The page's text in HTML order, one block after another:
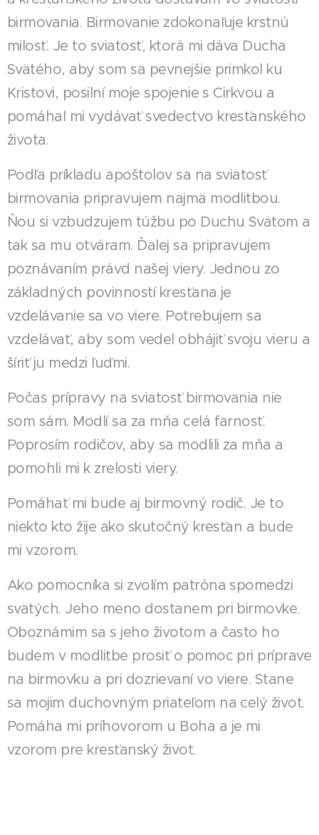
birmovania. Birmovanie zdokonaľuje krstnú
milosť. Je to sviatosť, ktorá mi dáva Ducha
Svätého, aby som sa pevnejšie primkol ku
Kristovi, posilní moje spojenie s Cirkvou a
pomáhal mi vydávať svedectvo kresťanského
života.
Podľa príkladu apoštolov sa na sviatosť
birmovania pripravujem najmä modlitbou.
Ňou si vzbudzujem túžbu po Duchu Svätom a
tak sa mu otváram. Ďalej sa pripravujem
poznávaním právd našej viery. Jednou zo
základných povinností kresťana je
vzdelávanie sa vo viere. Potrebujem sa
vzdelávať, aby som vedel obhájiť svoju vieru a
šíriť ju medzi ľuďmi.
Počas prípravy na sviatosť birmovania nie
som sám. Modlí sa za mňa celá farnosť.
Poprosím rodičov, aby sa modlili za mňa a
pomohli mi k zrelosti viery.
Pomáhať mi bude aj birmovný rodič. Je to
niekto kto žije ako skutočný kresťan a bude
mi vzorom.
Ako pomocníka si zvolím patróna spomedzi
svätých. Jeho meno dostanem pri birmovke.
Oboznámim sa s jeho životom a často ho
budem v modlitbe prosiť o pomoc pri príprave
na birmovku a pri dozrievaní vo viere. Stane
sa mojim duchovným priateľom na celý život.
Pomáha mi príhovorom u Boha a je mi
vzorom pre kresťanský život.